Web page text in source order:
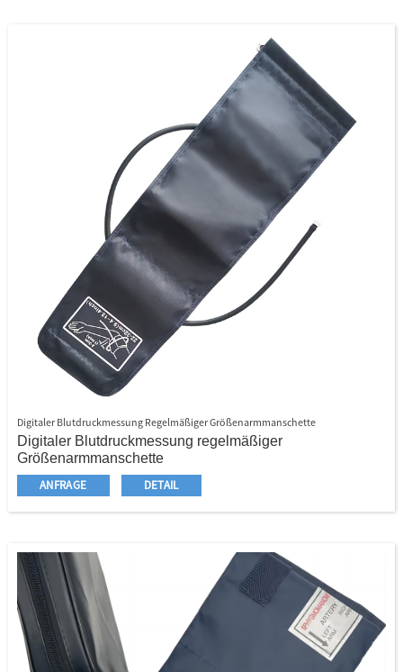
Digitaler Blutdruckmessung Regelmäßiger Größenarmmanschette
Digitaler Blutdruckmessung regelmäßiger
Größenarmmanschette
Nylonmanschette für den digitalen Blutdruckmonitor
Metallring, um die Manschette zu befestigen
Einzelrohr
ANFRAGE DETAIL